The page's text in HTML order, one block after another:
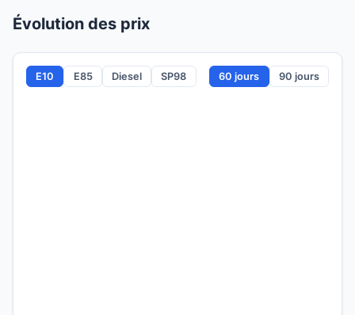
Évolution des prix
E10 E85 Diesel SP98 60 jours 90 jours